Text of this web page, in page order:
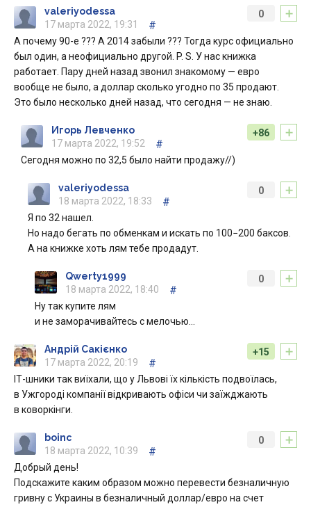
+
0
valeriyodessa
17 марта 2022, 19:31
#
А почему 90-е ??? А 2014 забыли ??? Тогда курс официально
был один, а неофициально другой. P. S. У нас книжка
работает. Пару дней назад звонил знакомому — евро
вообще не было, а доллар сколько угодно по 35 продают.
Это было несколько дней назад, что сегодня — не знаю.
+
+86
Игорь Левченко
17 марта 2022, 19:52
#
Сегодня можно по 32,5 было найти продажу//)
+
0
valeriyodessa
18 марта 2022, 18:33
#
Я по 32 нашел.
Но надо бегать по обменкам и искать по 100−200 баксов.
А на книжке хоть лям тебе продадут.
+
0
Qwerty1999
18 марта 2022, 18:40
#
Ну так купите лям
и не заморачивайтесь с мелочью…
+
+15
Андрій Сакієнко
17 марта 2022, 20:19
#
ІТ-шники так виїхали, що у Львові їх кількість подвоїлась,
в Ужгороді компанії відкривають офіси чи заїжджають
в коворкінги.
+
0
boinc
18 марта 2022, 10:39
#
Добрый день!
Подскажите каким образом можно перевести безналичную
гривну с Украины в безналичный доллар/евро на счет